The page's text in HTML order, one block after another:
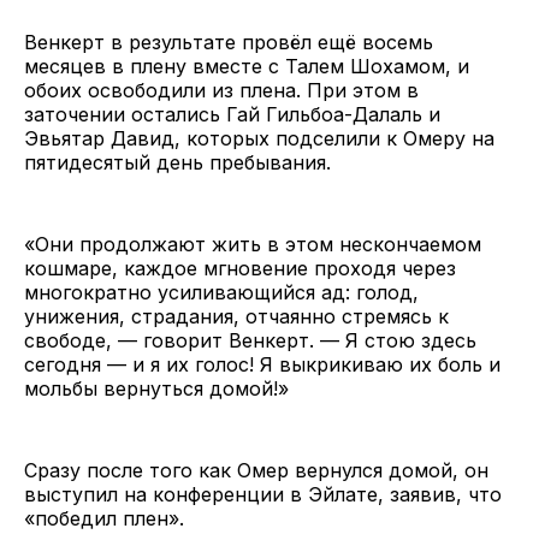
Венкерт в результате провёл ещё восемь
месяцев в плену вместе с Талем Шохамом, и
обоих освободили из плена. При этом в
заточении остались Гай Гильбоа-Далаль и
Эвьятар Давид, которых подселили к Омеру на
пятидесятый день пребывания.
«Они продолжают жить в этом нескончаемом
кошмаре, каждое мгновение проходя через
многократно усиливающийся ад: голод,
унижения, страдания, отчаянно стремясь к
свободе, — говорит Венкерт. — Я стою здесь
сегодня — и я их голос! Я выкрикиваю их боль и
мольбы вернуться домой!»
Сразу после того как Омер вернулся домой, он
выступил на конференции в Эйлате, заявив, что
«победил плен».